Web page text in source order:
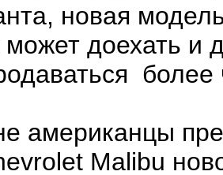
новая
может доехать и
американцы
Malibu